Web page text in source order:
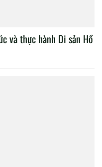
và thực hành Di sản Hồ